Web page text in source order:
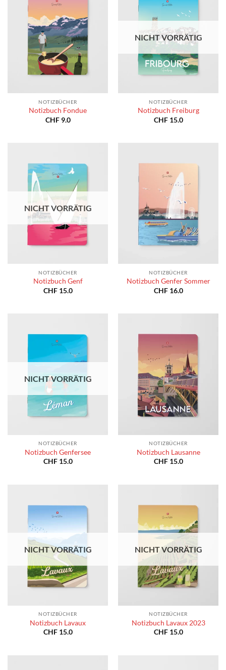
NOTIZBÜCHER
Notizbuch Fondue
CHF9.0
NICHT VORRÄTIG
NOTIZBÜCHER
Notizbuch Freiburg
CHF15.0
NICHT VORRÄTIG
NOTIZBÜCHER
Notizbuch Genf
CHF15.0
NOTIZBÜCHER
Notizbuch Genfer Sommer
CHF16.0
NICHT VORRÄTIG
NOTIZBÜCHER
Notizbuch Genfersee
CHF15.0
NOTIZBÜCHER
Notizbuch Lausanne
CHF15.0
NICHT VORRÄTIG
NOTIZBÜCHER
Notizbuch Lavaux
CHF15.0
NICHT VORRÄTIG
NOTIZBÜCHER
Notizbuch Lavaux 2023
CHF15.0